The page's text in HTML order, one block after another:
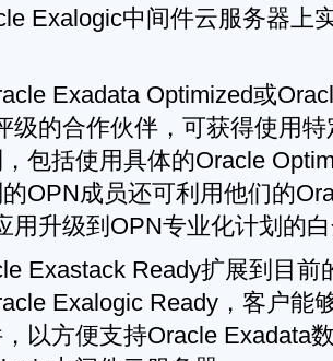
Exalogic中间件云服务器上
Exadata Optimized或
级的合作伙伴，可获得使用
包括使用具体的Oracle
OPN成员还可利用他们的
用升级到OPN专业化计划的
Exastack Ready扩展到目前
Exalogic Ready，客户能
以方便支持Oracle Exadata